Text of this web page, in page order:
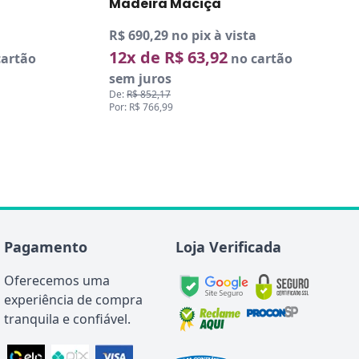
Pagamento
Oferecemos uma
experiência de compra
tranquila e confiável.
Loja Verificada